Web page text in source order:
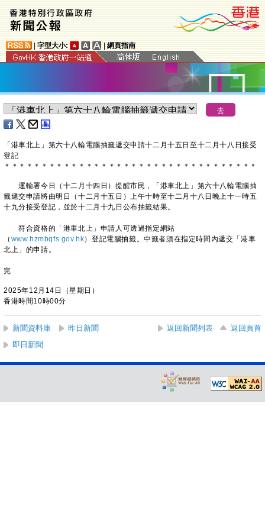
字型大小: 網頁指南
「港車北上」第六十八輪電腦抽籤遞交申請十二月十五日至十二月十八日接受
登記
＊ ＊ ＊ ＊ ＊ ＊ ＊ ＊ ＊ ＊ ＊ ＊ ＊ ＊ ＊ ＊ ＊ ＊ ＊ ＊ ＊ ＊ ＊ ＊ ＊ ＊ ＊ ＊ ＊ ＊ ＊ ＊ ＊ ＊
運輸署今日（十二月十四日）提醒市民，「港車北上」第六十八輪電腦抽
籤遞交申請將由明日（十二月十五日）上午十時至十二月十八日晚上十一時五
十九分接受登記，並於十二月十九日公布抽籤結果。
符合資格的「港車北上」申請人可透過指定網站
（ www.hzmbqfs.gov.hk）登記電腦抽籤。中籤者須在指定時間內遞交「港車
北上」的申請。
完
2025年12月14日（星期日）
香港時間10時00分
新聞資料庫 昨日新聞 返回新聞列表
返回頁首
即日新聞